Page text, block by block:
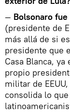
— Bolsonaro
(presidente de
más allá de si
presidente que
Casa Blanca,
propio
militar de
consolida lo